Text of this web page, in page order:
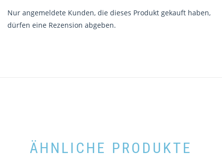
Nur angemeldete Kunden, die dieses Produkt gekauft haben,
dürfen eine Rezension abgeben.
ÄHNLICHE PRODUKTE